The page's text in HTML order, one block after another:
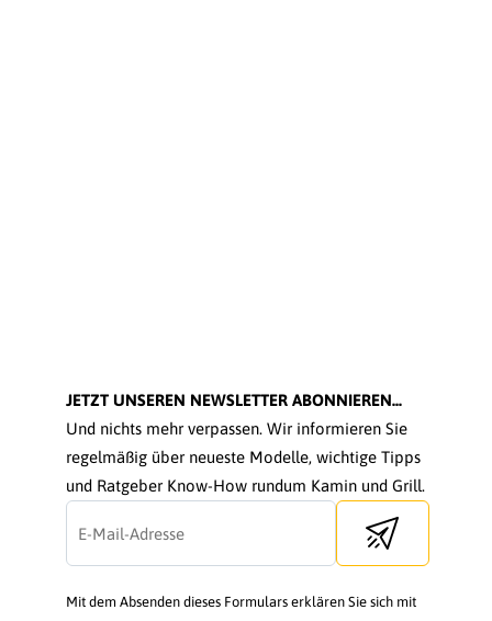
JETZT UNSEREN NEWSLETTER ABONNIEREN...
Und nichts mehr verpassen. Wir informieren Sie
regelmäßig über neueste Modelle, wichtige Tipps
und Ratgeber Know-How rundum Kamin und Grill.
Send newsletter
Mit dem Absenden dieses Formulars erklären Sie sich mit